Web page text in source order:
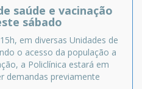
saúde e vacinação
sábado
em diversas Unidades de
o acesso da população a
a Policlínica estará em
demandas previamente